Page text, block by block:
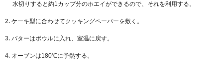
水切りすると約1カップ分のホエイができるので、それを利用する。
2. ケーキ型に合わせてクッキングペーパーを敷く。
3. バターはボウルに入れ、室温に戻す。
4. オーブンは180℃に予熱する。